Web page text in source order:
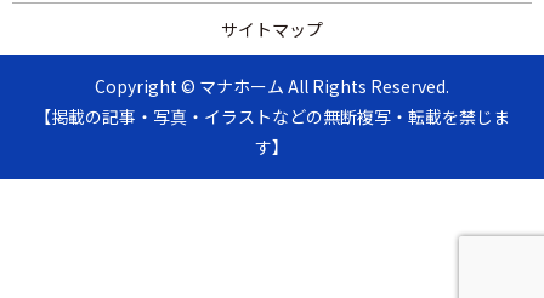
サイトマップ
Copyright © マナホーム All Rights Reserved.
【掲載の記事・写真・イラストなどの無断複写・転載を禁じま
す】